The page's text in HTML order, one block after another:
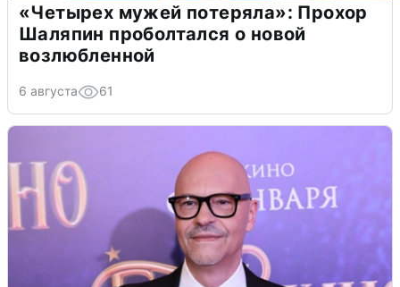
«Четырех мужей потеряла»: Прохор
Шаляпин проболтался о новой
возлюбленной
6 августа 61